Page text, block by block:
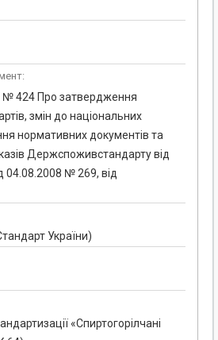
№ 424 Про затвердження
змін до національних
нормативних документів та
Держспоживстандарту від
04.08.2008 № 269, від
України)
«Спиртогорілчані